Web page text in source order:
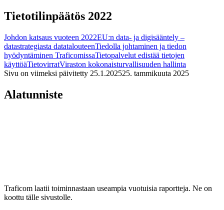
Tietotilinpäätös 2022
Johdon katsaus vuoteen 2022EU:n data- ja digisääntely –
datastrategiasta datatalouteenTiedolla johtaminen ja tiedon
hyödyntäminen TraficomissaTietopalvelut edistää tietojen
käyttöäTietovirratViraston kokonaisturvallisuuden hallinta
Sivu on viimeksi päivitetty 25.1.202525. tammikuuta 2025
Alatunniste
Traficom laatii toiminnastaan useampia vuotuisia raportteja. Ne on
koottu tälle sivustolle.